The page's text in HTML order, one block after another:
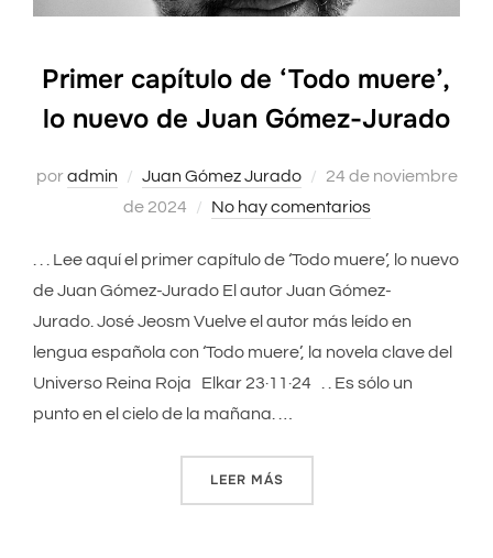
Primer capítulo de ‘Todo muere’,
lo nuevo de Juan Gómez-Jurado
poradmin Juan Gómez Jurado
Publicado
el
24 de noviembre
de 2024
No hay comentarios
. . . Lee aquí el primer capítulo de ‘Todo muere’, lo nuevo
de Juan Gómez-Jurado El autor Juan Gómez-
Jurado. José Jeosm Vuelve el autor más leído en
lengua española con ‘Todo muere’, la novela clave del
Universo Reina Roja Elkar 23·11·24 . . Es sólo un
punto en el cielo de la mañana. …
LEER MÁS